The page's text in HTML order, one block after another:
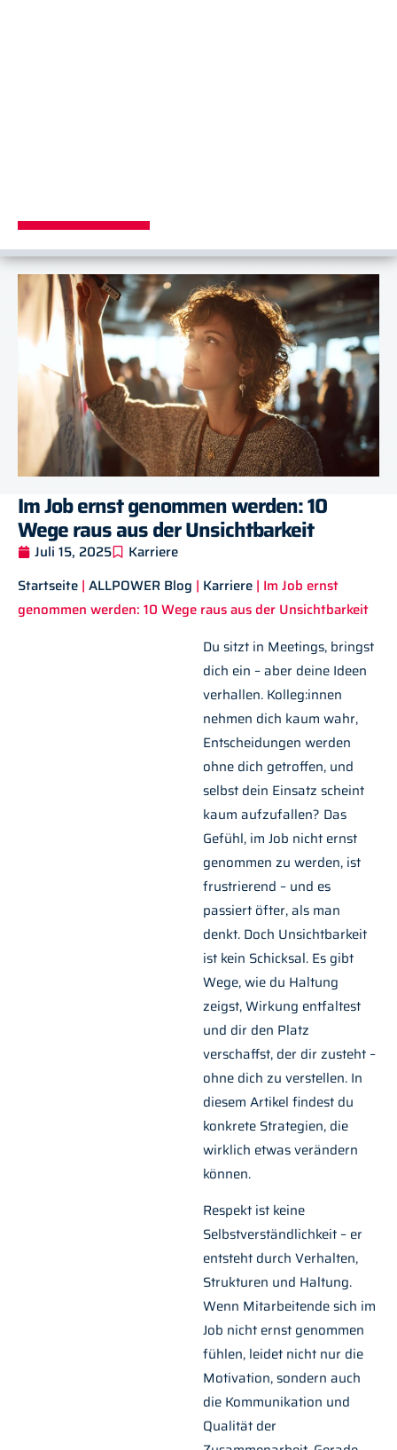
Im Job ernst genommen werden: 10
Wege raus aus der Unsichtbarkeit
Juli 15, 2025
Karriere
Startseite | ALLPOWER Blog | Karriere | Im Job ernst
genommen werden: 10 Wege raus aus der Unsichtbarkeit
Du sitzt in Meetings, bringst
dich ein – aber deine Ideen
verhallen. Kolleg:innen
nehmen dich kaum wahr,
Entscheidungen werden
ohne dich getroffen, und
selbst dein Einsatz scheint
kaum aufzufallen? Das
Gefühl, im Job nicht ernst
genommen zu werden, ist
frustrierend – und es
passiert öfter, als man
denkt. Doch Unsichtbarkeit
ist kein Schicksal. Es gibt
Wege, wie du Haltung
zeigst, Wirkung entfaltest
und dir den Platz
verschaffst, der dir zusteht –
ohne dich zu verstellen. In
diesem Artikel findest du
konkrete Strategien, die
wirklich etwas verändern
können.
Respekt ist keine
Selbstverständlichkeit – er
entsteht durch Verhalten,
Strukturen und Haltung.
Wenn Mitarbeitende sich im
Job nicht ernst genommen
fühlen, leidet nicht nur die
Motivation, sondern auch
die Kommunikation und
Qualität der